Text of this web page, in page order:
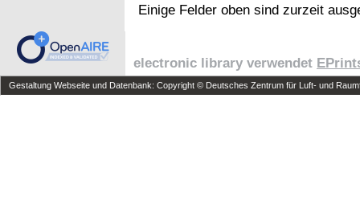
Einige Felder oben sind zurzeit
electronic library verwendet
Gestaltung Webseite und Datenbank: Copyright © Deutsches Zentrum für Luft- und